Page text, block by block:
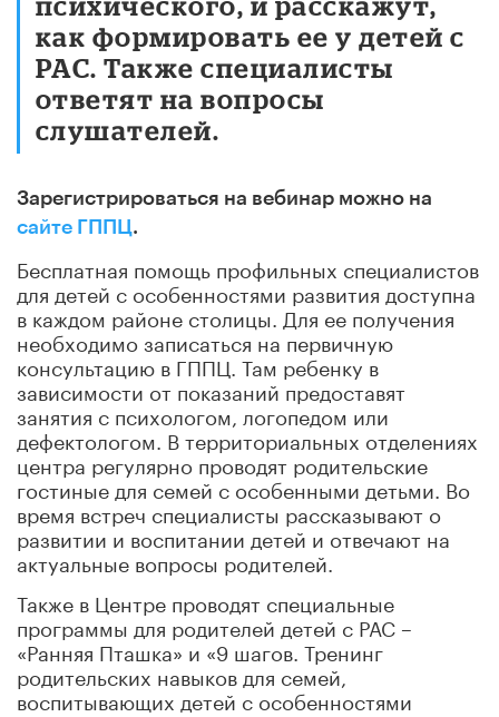
как формировать ее у детей с
РАС. Также специалисты
ответят на вопросы
слушателей.
Зарегистрироваться на вебинар можно на
сайте ГППЦ.
Бесплатная помощь профильных специалистов
для детей с особенностями развития доступна
в каждом районе столицы. Для ее получения
необходимо записаться на первичную
консультацию в ГППЦ. Там ребенку в
зависимости от показаний предоставят
занятия с психологом, логопедом или
дефектологом. В территориальных отделениях
центра регулярно проводят родительские
гостиные для семей с особенными детьми. Во
время встреч специалисты рассказывают о
развитии и воспитании детей и отвечают на
актуальные вопросы родителей.
Также в Центре проводят специальные
программы для родителей детей с РАС –
«Ранняя Пташка» и «9 шагов. Тренинг
родительских навыков для семей,
воспитывающих детей с особенностями